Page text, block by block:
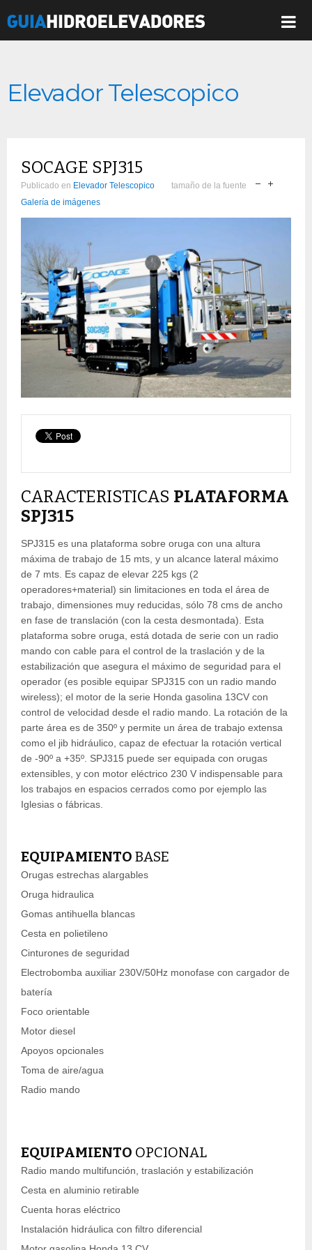
Elevador Telescopico
SOCAGE SPJ315
Publicado en Elevador Telescopico
tamaño de la fuente
Galería de imágenes
CARACTERISTICAS PLATAFORMA
SPJ315
SPJ315 es una plataforma sobre oruga con una altura
máxima de trabajo de 15 mts, y un alcance lateral máximo
de 7 mts. Es capaz de elevar 225 kgs (2
operadores+material) sin limitaciones en toda el área de
trabajo, dimensiones muy reducidas, sólo 78 cms de ancho
en fase de translación (con la cesta desmontada). Esta
plataforma sobre oruga, está dotada de serie con un radio
mando con cable para el control de la traslación y de la
estabilización que asegura el máximo de seguridad para el
operador (es posible equipar SPJ315 con un radio mando
wireless); el motor de la serie Honda gasolina 13CV con
control de velocidad desde el radio mando. La rotación de la
parte área es de 350º y permite un área de trabajo extensa
como el jib hidráulico, capaz de efectuar la rotación vertical
de -90º a +35º. SPJ315 puede ser equipada con orugas
extensibles, y con motor eléctrico 230 V indispensable para
los trabajos en espacios cerrados como por ejemplo las
Iglesias o fábricas.
EQUIPAMIENTO BASE
Orugas estrechas alargables
Oruga hidraulica
Gomas antihuella blancas
Cesta en polietileno
Cinturones de seguridad
Electrobomba auxiliar 230V/50Hz monofase con cargador de
batería
Foco orientable
Motor diesel
Apoyos opcionales
Toma de aire/agua
Radio mando
EQUIPAMIENTO OPCIONAL
Radio mando multifunción, traslación y estabilización
Cesta en aluminio retirable
Cuenta horas eléctrico
Instalación hidráulica con filtro diferencial